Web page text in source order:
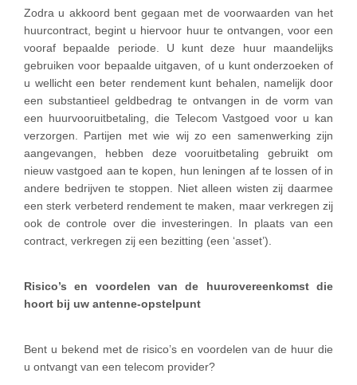
Zodra u akkoord bent gegaan met de voorwaarden van het
huurcontract, begint u hiervoor huur te ontvangen, voor een
vooraf bepaalde periode. U kunt deze huur maandelijks
gebruiken voor bepaalde uitgaven, of u kunt onderzoeken of
u wellicht een beter rendement kunt behalen, namelijk door
een substantieel geldbedrag te ontvangen in de vorm van
een huurvooruitbetaling, die Telecom Vastgoed voor u kan
verzorgen. Partijen met wie wij zo een samenwerking zijn
aangevangen, hebben deze vooruitbetaling gebruikt om
nieuw vastgoed aan te kopen, hun leningen af te lossen of in
andere bedrijven te stoppen. Niet alleen wisten zij daarmee
een sterk verbeterd rendement te maken, maar verkregen zij
ook de controle over die investeringen. In plaats van een
contract, verkregen zij een bezitting (een ‘asset’).
Risico’s en voordelen van de huurovereenkomst die
hoort bij uw antenne-opstelpunt
Bent u bekend met de risico’s en voordelen van de huur die
u ontvangt van een telecom provider?